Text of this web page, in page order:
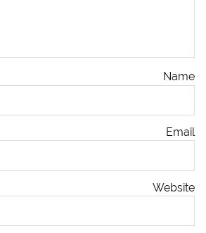
Name
Email
Website